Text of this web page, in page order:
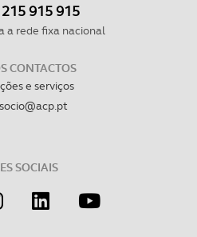
215 915 915
a rede fixa nacional
CONTACTOS
e serviços
SOCIAIS